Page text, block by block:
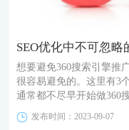
SEO优化中不可忽略
想要避免360搜索引擎推
很容易避免的。这里有3
通常都不尽早开始做360
发布时间：2023-09-07